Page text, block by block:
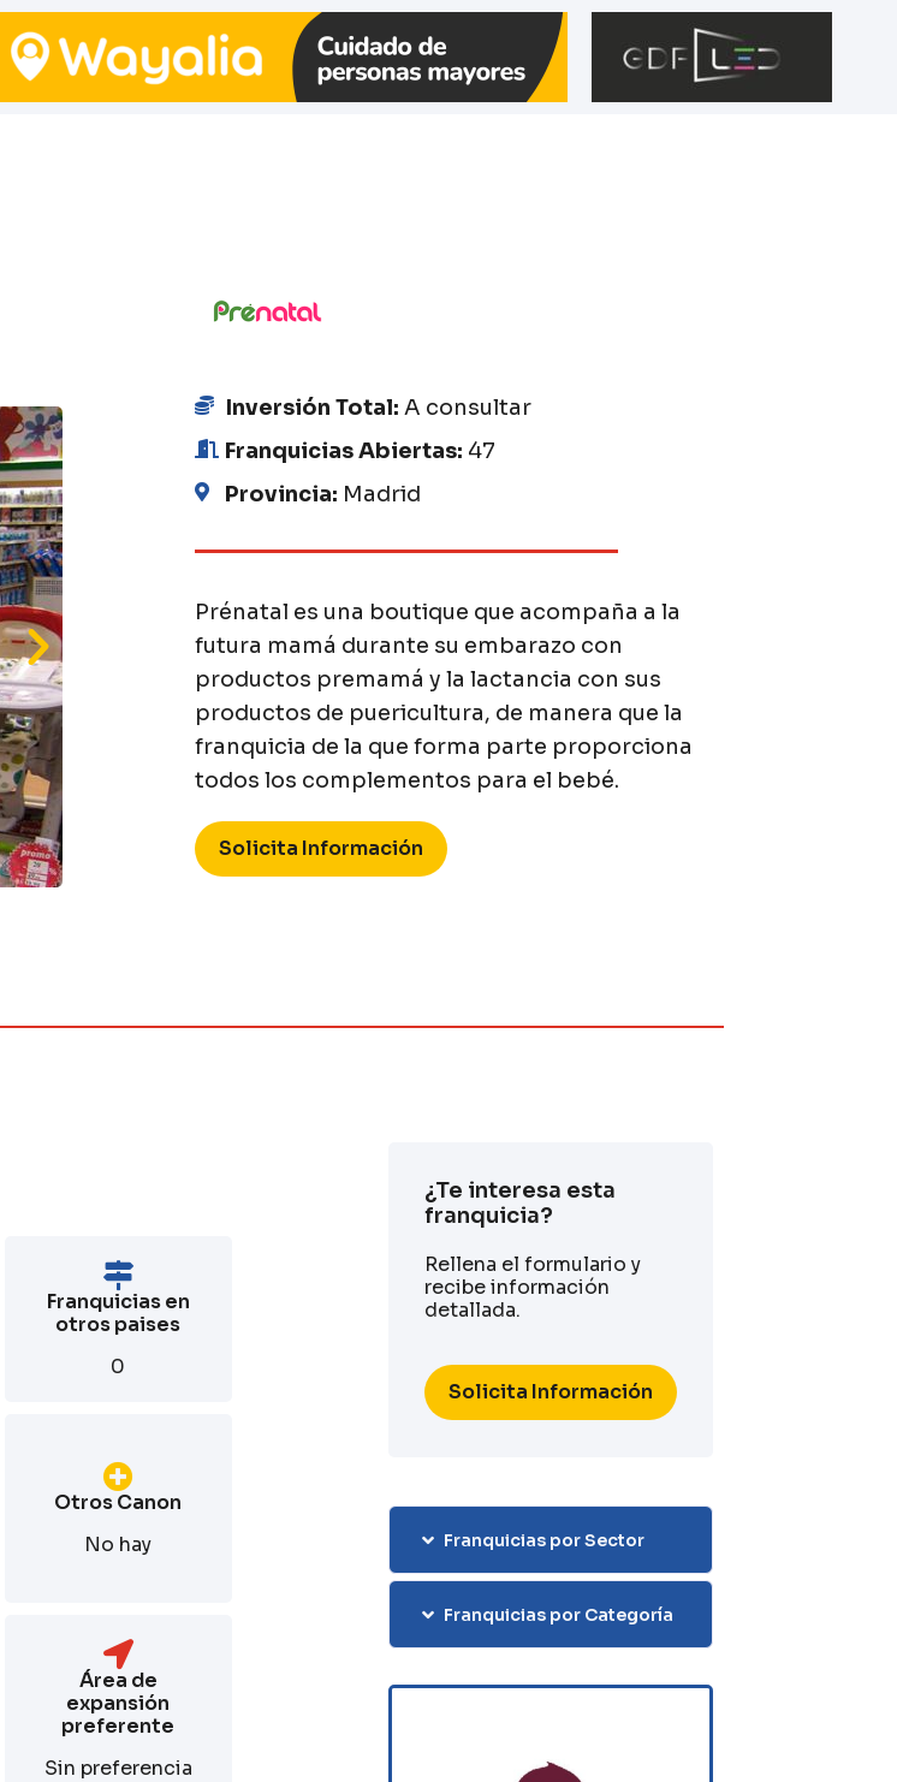
Inversión Total: A consultar
Franquicias Abiertas: 47
Provincia: Madrid
Prénatal es una boutique que acompaña a la
futura mamá durante su embarazo con
productos premamá y la lactancia con sus
productos de puericultura, de manera que la
franquicia de la que forma parte proporciona
todos los complementos para el bebé.
Solicita Información
Franquicias en
otros paises
0
Otros Canon
No hay
Área de
expansión
preferente
Sin preferencia
¿Te interesa esta
franquicia?
Rellena el formulario y
recibe información
detallada.
Solicita Información
Franquicias por Sector
Franquicias por Categoría